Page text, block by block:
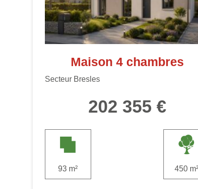
Maison 4 chambres
Secteur Bresles
202 355 €
93 m² 450 m²